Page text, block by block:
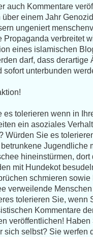
auch Kommentare
über einem Jahr
ungeniert
Propaganda verbreitet
eines islamischen
darf, dass derartige
sofort unterbunden
es tolerieren wenn in
ein asoziales
Würden Sie es
Jugendliche
hineinstürmen, dort
mit Hundekot
schmieren sowie
verweilende
tolerieren Sie, wenn
Kommentare
veröffentlichen! Haben
sich selbst? Sie werfen